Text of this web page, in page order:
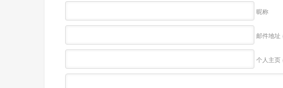
昵称
邮件地址
个人主页